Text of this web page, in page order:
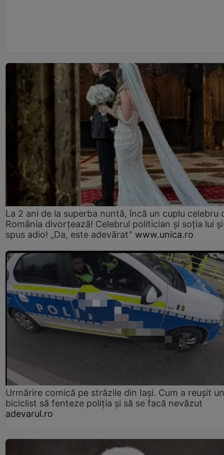
La 2 ani de la superba nuntă, încă un cuplu celebru
România divorțează! Celebrul politician și soția lui
spus adio! „Da, este adevărat” www.unica.ro
Urmărire comică pe străzile din Iași. Cum a reușit un
biciclist să fenteze poliția și să se facă nevăzut
adevarul.ro